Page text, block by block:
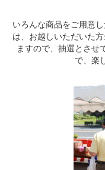
いろんな商品をご用意
は、お越しいただいた
ますので、抽選とさせ
で、楽